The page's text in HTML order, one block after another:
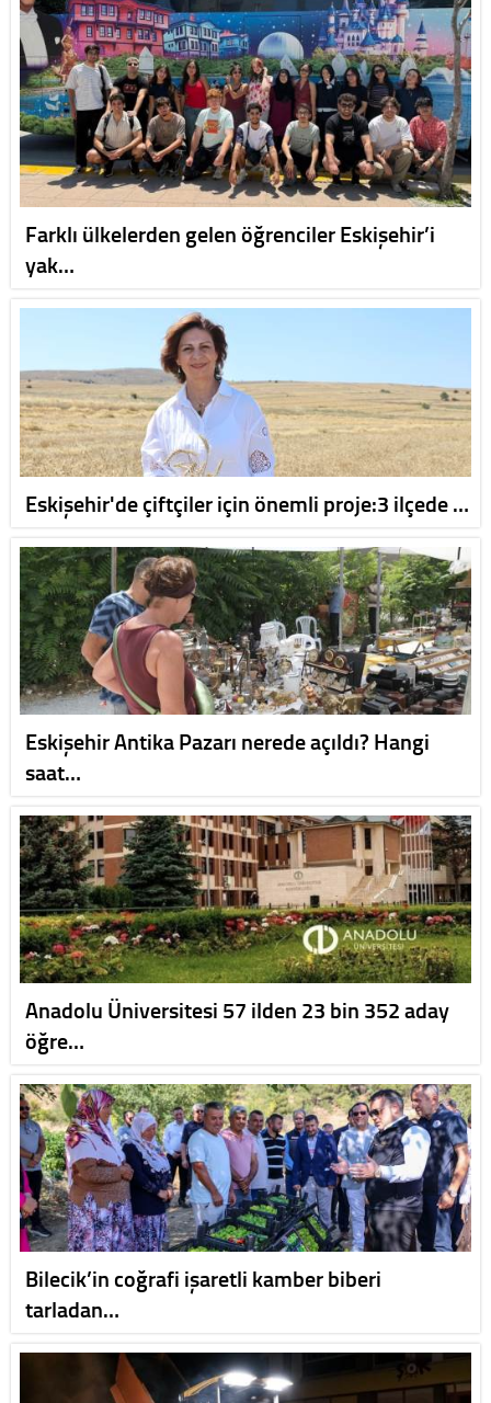
Farklı ülkelerden gelen öğrenciler Eskişehir’i
yak…
Eskişehir'de çiftçiler için önemli proje:3 ilçede …
Eskişehir Antika Pazarı nerede açıldı? Hangi
saat…
Anadolu Üniversitesi 57 ilden 23 bin 352 aday
öğre…
Bilecik’in coğrafi işaretli kamber biberi
tarladan…